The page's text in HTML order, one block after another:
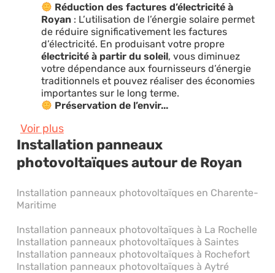
Réduction des factures d’électricité à
Royan: L’utilisation de l’énergie solaire permet
de réduire significativement les factures
d’électricité. En produisant votre propre
électricité à partir du soleil, vous diminuez
votre dépendance aux fournisseurs d’énergie
traditionnels et pouvez réaliser des économies
importantes sur le long terme.
Préservation de l’envir...
Voir plus
Installation panneaux
photovoltaïques autour de Royan
Installation panneaux photovoltaïques en Charente-
Maritime
Installation panneaux photovoltaïques à La Rochelle
Installation panneaux photovoltaïques à Saintes
Installation panneaux photovoltaïques à Rochefort
Installation panneaux photovoltaïques à Aytré